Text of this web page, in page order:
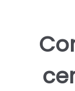
desperdício de
enquanto
VELTOK
parceria,
soluções